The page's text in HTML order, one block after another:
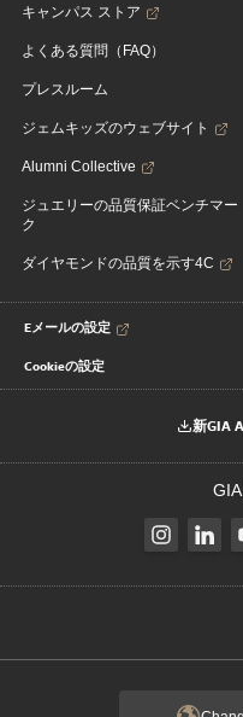
キャンパス ストア
よくある質問（FAQ）
プレスルーム
ジェムキッズのウェブサイト
Alumni Collective
ジュエリーの品質保証ベンチマー
ク
ダイヤモンドの品質を示す4C
Eメールの設定
Cookieの設定
新GIA